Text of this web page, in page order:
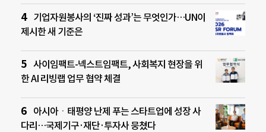
기업자원봉사의 ‘진짜 성과’는 무엇인가…UN이
제시한 새 기준은
사이임팩트-넥스트임팩트, 사회복지 현장을 위
한 AI 리빙랩 업무 협약 체결
아시아ㆍ태평양 난제 푸는 스타트업에 성장 사
다리…국제기구·재단·투자사 뭉쳤다